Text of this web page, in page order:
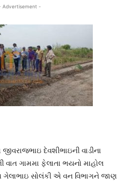
Advertisement -
દેવશીભાઇની વાડીના
વાત ગામમા ફેલાતા ભયનો માહોલ
ગેલાભાઇ સોલંકી એ વન વિભાગને જાણ